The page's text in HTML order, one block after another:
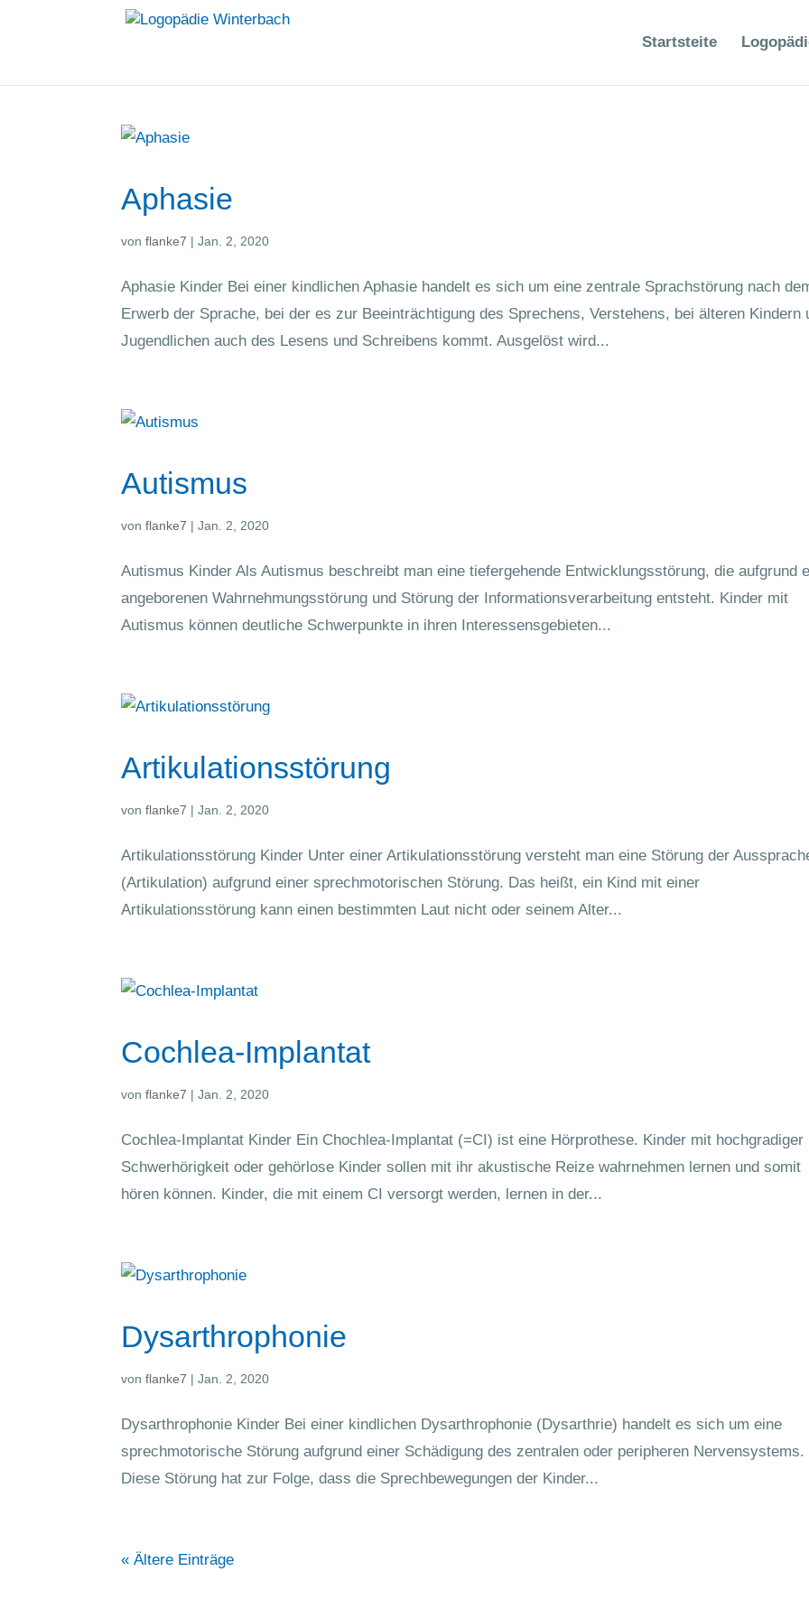
Startsteite
Aphasie
vonflanke7 |Jan. 2, 2020
Aphasie Kinder Bei einer kindlichen Aphasie handelt es sich um eine zentrale Sprachstörung nach
Erwerb der Sprache, bei der es zur Beeinträchtigung des Sprechens, Verstehens, bei älteren Kindern
Jugendlichen auch des Lesens und Schreibens kommt. Ausgelöst wird...
Autismus
vonflanke7 |Jan. 2, 2020
Autismus Kinder Als Autismus beschreibt man eine tiefergehende Entwicklungsstörung, die aufgrund
angeborenen Wahrnehmungsstörung und Störung der Informationsverarbeitung entsteht. Kinder mit
Autismus können deutliche Schwerpunkte in ihren Interessensgebieten...
Artikulationsstörung
vonflanke7 |Jan. 2, 2020
Artikulationsstörung Kinder Unter einer Artikulationsstörung versteht man eine Störung der
(Artikulation) aufgrund einer sprechmotorischen Störung. Das heißt, ein Kind mit einer
Artikulationsstörung kann einen bestimmten Laut nicht oder seinem Alter...
Cochlea-Implantat
vonflanke7 |Jan. 2, 2020
Cochlea-Implantat Kinder Ein Chochlea-Implantat (=CI) ist eine Hörprothese. Kinder mit hochgradiger
Schwerhörigkeit oder gehörlose Kinder sollen mit ihr akustische Reize wahrnehmen lernen und somit
hören können. Kinder, die mit einem CI versorgt werden, lernen in der...
Dysarthrophonie
vonflanke7 |Jan. 2, 2020
Dysarthrophonie Kinder Bei einer kindlichen Dysarthrophonie (Dysarthrie) handelt es sich um eine
sprechmotorische Störung aufgrund einer Schädigung des zentralen oder peripheren Nervensystems.
Diese Störung hat zur Folge, dass die Sprechbewegungen der Kinder...
« Ältere Einträge